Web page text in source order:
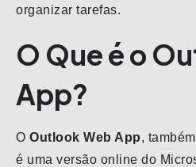
organizar tarefas.
O Que é o
App?
O Outlook Web App,
é uma versão online do